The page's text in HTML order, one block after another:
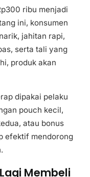
ribu menjadi
ini, konsumen
jahitan rapi,
serta tali yang
produk akan
dipakai pelaku
pouch kecil,
atau bonus
efektif mendorong
Membeli